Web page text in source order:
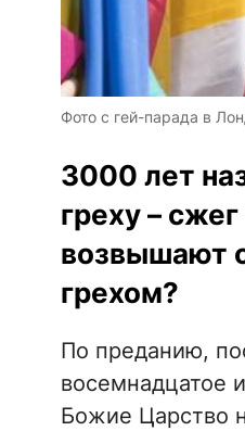
Фото с гей-парада в
3000 лет
греху –
возвышают
грехом?
По преданию,
восемнадцатое
Божие Царство